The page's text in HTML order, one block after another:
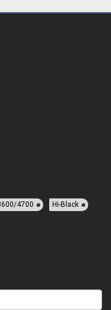
4700 Hi-Black